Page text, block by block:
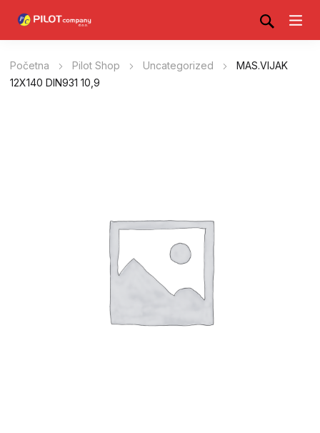
Početna Pilot Shop Uncategorized
MAS.VIJAK
12X140 DIN931 10,9